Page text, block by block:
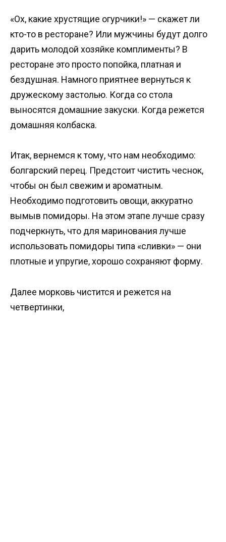
«Ох, какие хрустящие огурчики!» — скажет ли
кто-то в ресторане? Или мужчины будут долго
дарить молодой хозяйке комплименты? В
ресторане это просто попойка, платная и
бездушная. Намного приятнее вернуться к
дружескому застолью. Когда со стола
выносятся домашние закуски. Когда режется
домашняя колбаска.
Итак, вернемся к тому, что нам необходимо:
болгарский перец. Предстоит чистить чеснок,
чтобы он был свежим и ароматным.
Необходимо подготовить овощи, аккуратно
вымыв помидоры. На этом этапе лучше сразу
подчеркнуть, что для маринования лучше
использовать помидоры типа «сливки» — они
плотные и упругие, хорошо сохраняют форму.
Далее морковь чистится и режется на
четвертинки,